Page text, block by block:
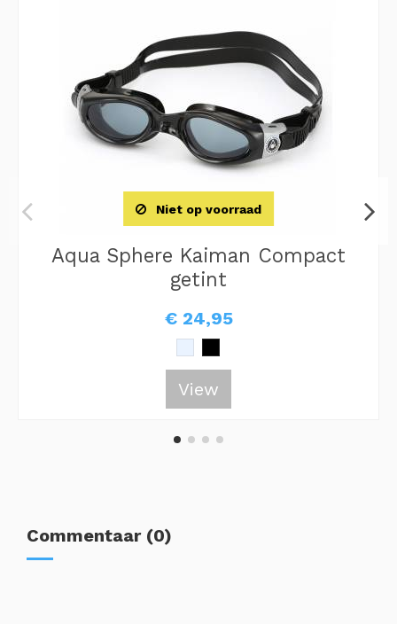
Niet op voorraad
Aqua Sphere Kaiman Compact
getint
€ 24,95
View
Commentaar (0)